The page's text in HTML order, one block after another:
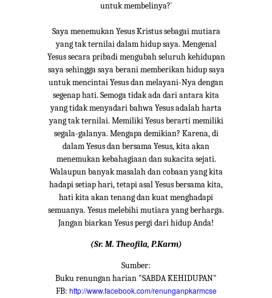
untuk membelinya?`
Saya menemukan Yesus Kristus sebagai mutiara
yang tak ternilai dalam hidup saya. Mengenal
Yesus secara pribadi mengubah seluruh kehidupan
saya sehingga saya berani memberikan hidup saya
untuk mencintai Yesus dan melayani-Nya dengan
segenap hati. Semoga tidak ada dari antara kita
yang tidak menyadari bahwa Yesus adalah harta
yang tak ternilai. Memiliki Yesus berarti memiliki
segala-galanya. Mengapa demikian? Karena, di
dalam Yesus dan bersama Yesus, kita akan
menemukan kebahagiaan dan sukacita sejati.
Walaupun banyak masalah dan cobaan yang kita
hadapi setiap hari, tetapi asal Yesus bersama kita,
hati kita akan tenang dan kuat menghadapi
semuanya. Yesus melebihi mutiara yang berharga.
Jangan biarkan Yesus pergi dari hidup Anda!
(Sr. M. Theofila, P.Karm)
Sumber:
Buku renungan harian "SABDA KEHIDUPAN"
FB: http://www.facebook.com/renunganpkarmcse